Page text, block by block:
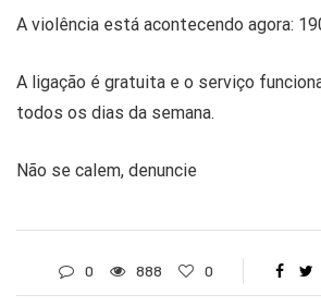
A violência está acontecendo agora:
A ligação é gratuita e o serviço
todos os dias da semana.
Não se calem, denuncie
0 888 0